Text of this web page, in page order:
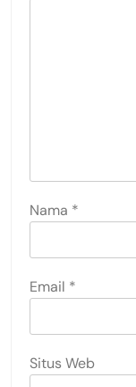
Nama *
Email *
Situs Web